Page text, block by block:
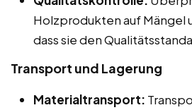
Holzprodukten auf Mängel
dass sie den
Transport und Lagerung
Materialtransport: